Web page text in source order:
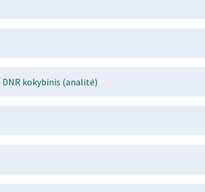
kokybinis (analitė)